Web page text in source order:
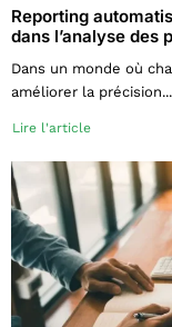
Reporting
dans l’analyse des
Dans un monde où
améliorer la précision...
Lire l'article